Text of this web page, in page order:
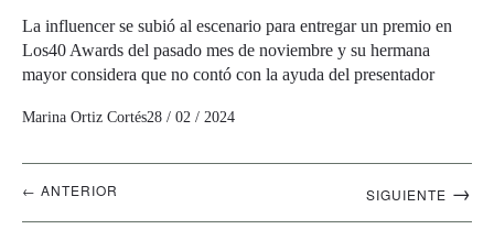
La influencer se subió al escenario para entregar un premio en
Los40 Awards del pasado mes de noviembre y su hermana
mayor considera que no contó con la ayuda del presentador
Marina Ortiz Cortés28 / 02 / 2024
Navegación
artículos
SIGUIENTE →
← ANTERIOR